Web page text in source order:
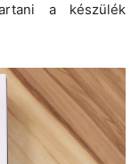
a készülék